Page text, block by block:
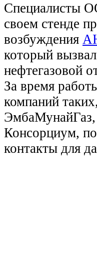
Специалисты
своем стенде
возбуждения
который
нефтегазовой
За время
компаний
Консорциум,
контакты для